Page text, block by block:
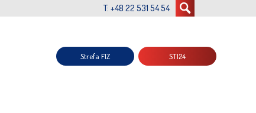
T: +48 22 531 54 54
Strefa FIZ STI24